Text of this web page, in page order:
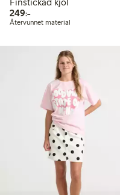
249:-249,00 kr
Återvunnet material